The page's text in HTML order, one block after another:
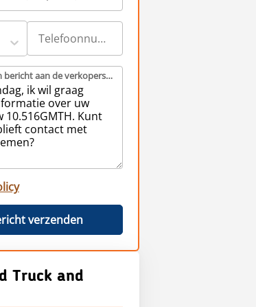
Schrijf een bericht aan de verkopers (Verplicht)
verzenden
Truck and